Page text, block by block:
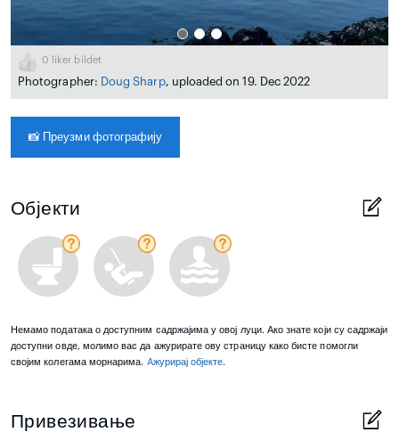
0 liker bildet
Photographer: Doug Sharp, uploaded on 19. Dec 2022
📸 Преузми фотографију
Објекти
Немамо података о доступним садржајима у овој луци. Ако знате који су садржаји
доступни овде, молимо вас да ажурирате ову страницу како бисте помогли
својим колегама морнарима. Aжурирај објекте.
Привезивање